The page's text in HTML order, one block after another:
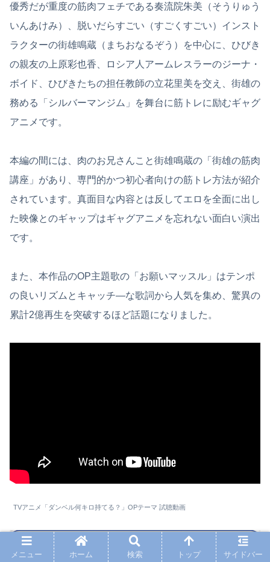
優秀だが重度の筋肉フェチである奏流院朱美（そうりゅう
いんあけみ）、脱いだらすごい（すごくすごい）インスト
ラクターの街雄鳴蔵（まちおなるぞう）を中心に、ひびき
の親友の上原彩也香、ロシア人アームレスラーのジーナ・
ボイド、ひびきたちの担任教師の立花里美を交え、街雄の
務める「シルバーマンジム」を舞台に筋トレに励むギャグ
アニメです。
本編の間には、肉のお兄さんこと街雄鳴蔵の「街雄の筋肉
講座」があり、専門的かつ初心者向けの筋トレ方法が紹介
されています。真面目な内容とは反してエロを全面に出し
た映像とのギャップはギャグアニメを忘れない面白い演出
です。
また、本作品のOP主題歌の「お願いマッスル」はテンポ
の良いリズムとキャッチ―な歌詞から人気を集め、驚異の
累計2億再生を突破するほど話題になりました。
TVアニメ「ダンベル何キロ持てる？」OPテーマ 試聴動画
メニュー ホーム 検索 トップ サイドバー